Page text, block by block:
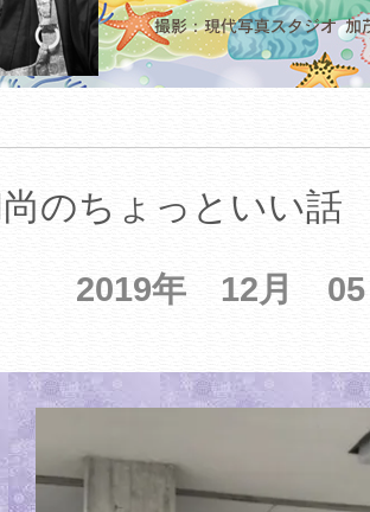
のちょっといい話
2019年 12月